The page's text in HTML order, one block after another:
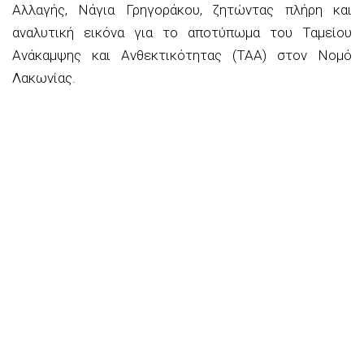
Αλλαγής, Νάγια Γρηγοράκου, ζητώντας πλήρη και
αναλυτική εικόνα για το αποτύπωμα του Ταμείου
Ανάκαμψης και Ανθεκτικότητας (ΤΑΑ) στον Νομό
Λακωνίας.